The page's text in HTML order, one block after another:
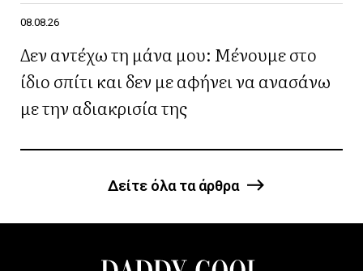
08.08.26
Δεν αντέχω τη μάνα μου: Μένουμε στο
ίδιο σπίτι και δεν με αφήνει να ανασάνω
με την αδιακρισία της
Δείτε όλα τα άρθρα